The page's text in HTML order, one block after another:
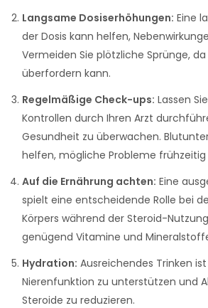
Langsame Dosiserhöhungen: Eine
der Dosis kann helfen,
Vermeiden Sie plötzliche Sprünge,
überfordern kann.
Regelmäßige Check-ups: Lassen
Kontrollen durch Ihren Arzt
Gesundheit zu überwachen.
helfen, mögliche Probleme frühzeitig
Auf die Ernährung achten: Eine
spielt eine entscheidende Rolle bei
Körpers während der Steroid-
genügend Vitamine und
Hydration: Ausreichendes Trinken
Nierenfunktion zu unterstützen und
Steroide zu reduzieren.